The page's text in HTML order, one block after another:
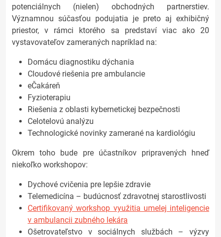
potenciálnych (nielen) obchodných partnerstiev.
Významnou súčasťou podujatia je preto aj exhibičný
priestor, v rámci ktorého sa predstaví viac ako 20
vystavovateľov zameraných napríklad na:
Domácu diagnostiku dýchania
Cloudové riešenia pre ambulancie
eČakáreň
Fyzioterapiu
Riešenia z oblasti kybernetickej bezpečnosti
Celotelovú analýzu
Technologické novinky zamerané na kardiológiu
Okrem toho bude pre účastníkov pripravených hneď
niekoľko workshopov:
Dychové cvičenia pre lepšie zdravie
Telemedicína – budúcnosť zdravotnej starostlivosti
Certifikovaný workshop využitia umelej inteligencie
v ambulancii zubného lekára
Ošetrovateľstvo v sociálnych službách – výzvy